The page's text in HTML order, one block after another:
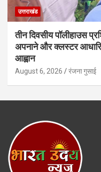
उत्तराखंड
तीन दिवसीय पॉलीहाउस
अपनाने और क्लस्टर
आह्वान
August 6, 2026 रंजना गुसाई